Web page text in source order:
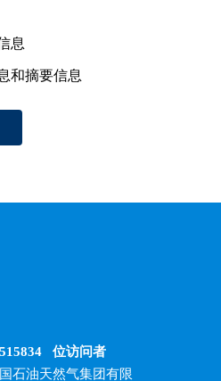
息
和摘要信息
位访问者
石油天然气集团有限